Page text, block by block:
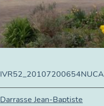
IVR52_20107200654NUCA
Darrasse Jean-Baptiste